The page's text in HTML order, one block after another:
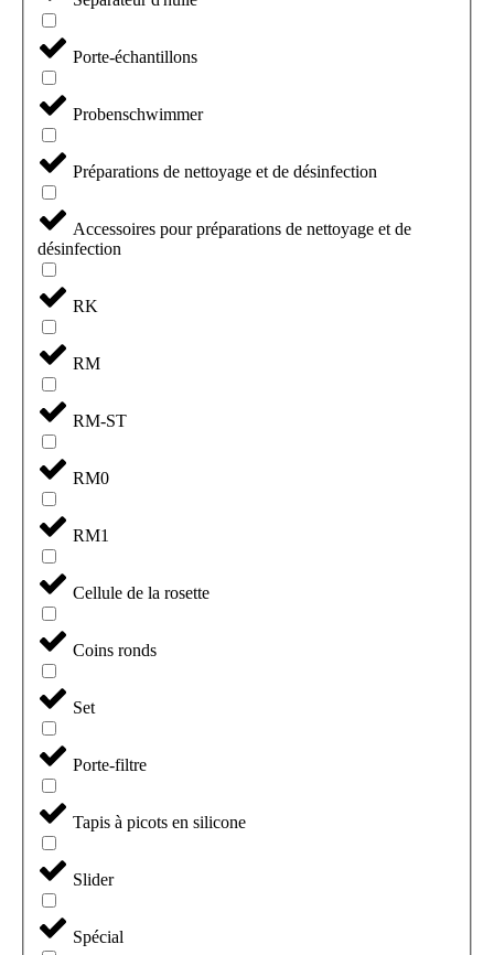
Porte-échantillons
Probenschwimmer
Préparations de nettoyage et de désinfection
Accessoires pour préparations de nettoyage et de
désinfection
RK
RM
RM-ST
RM0
RM1
Cellule de la rosette
Coins ronds
Set
Porte-filtre
Tapis à picots en silicone
Slider
Spécial